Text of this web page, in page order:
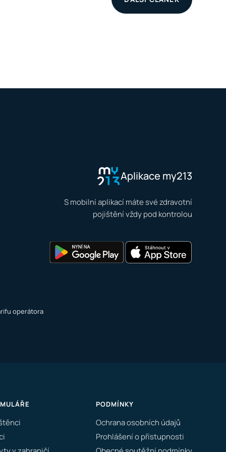
operátora
Aplikace my213
S mobilní aplikací máte své zdravotní
pojištění vždy pod kontrolou
PODMÍNKY
Ochrana osobních údajů
Prohlášení o přístupnosti